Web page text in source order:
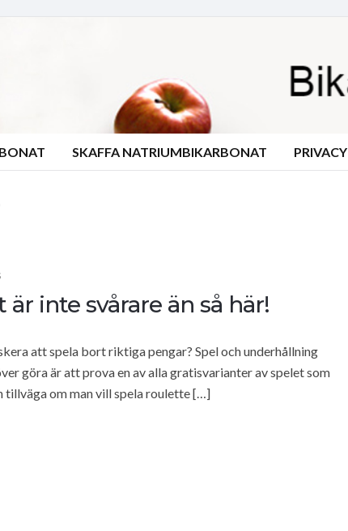
SKAFFA NATRIUMBIKARBONAT PRIVACY
inte svårare än så här!
att spela bort riktiga pengar? Spel och underhållning
göra är att prova en av alla gratisvarianter av spelet som
tillväga om man vill spela roulette […]